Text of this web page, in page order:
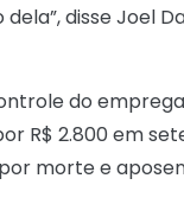
disse Joel
do
R$ 2.800 em
morte e